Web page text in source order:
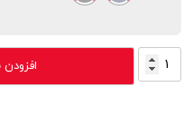
ماساژور
برقی